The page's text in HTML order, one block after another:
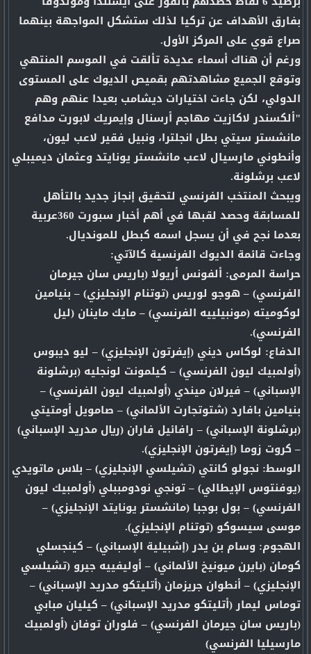
بفارق الأهداف عن تركيا لذلك ستشكل المواجهة بينهما
صراع قوي على المركز الأول.
ورغم أن هناك أسماء عديدة تألقت في الموسم المنتهي
وتوقع الجميع مشاهدتهم بقميص الديوك على المستوى
الدولي، لكن جاءت اختيارات ديشامب بعيدا عنهم وهم
"ألكسندر لاكازيت مهاجم أرسنال وإيمريك لابورت مدافع
مانشستر سيتي بطل انجلترا، ونبيل فقير لاعب ليون،
وأنطوني مارسيال لاعب مانشستر يونايتد وعثمان ديميبلي
لاعب برشلونة.
ويبحث المنتخب الفرنسي لتحقيق إنجاز جديد بالتأهل
للمسابقة وحصد لقبها في أهم أخبار سبورت 360عربية
بعدما نجح في أن يسجل اسمه كبطل للمونديال.
وجاءت قائمة الديوك الفرنسية كالآتي:
حراسة المرمى: ألفونس أريولا (باريس سان جيرمان
الفرنسي) – هوجو لوريس (توتنام الإنجليزي) – بنيامين
لوكوميته (مونبيلييه الفرنسي) – مايك ماينان (ليل
الفرنسي).
الدفاع: لوكاس ديني (إيفرتون الإنجليزي) – ليو ديبوس
(أولمبيك ليون الفرنسي) – كيلمونت لونجليه (برشلونة
الإسباني) – فيرلان ميندي (أولمبيك ليون الفرنسي) –
بنيامين بافارد (شتوتجارت الألماني) – صامويل أومتيتي
(برشلونة الإسباني) – رافائيل فاران (ريال مدريد الإسباني)
– كروت زوما (إيفرتون الإنجليزي).
الوسط: نجولو كانتي (تشيلسي الإنجليزي) – بلاس ماتويدي
(يوفنتوس الإيطالي) – تونجي نودومببلي (أولمبيك ليون
الفرنسي) – بول بوجبا (مانشستر يونايتد الإنجليزي) –
موسى سيسوكو (توتنام الإنجليزي).
الهجوم: وسام بن يدر (إشبيلية الإسباني) – كينجسلي
كومان (بايرن ميونيخ الألماني) – أوليفييه جيرو (تشيلسي
الإنجليزي) – أنطوان جريزمان (أتليتكو مدريد الإسباني) –
توماس ليمار (أتليتكو مدريد الإسباني) – كيليان مبابي
(باريس سان جيرمان الفرنسي) – فلوران توفان (أولمبيك
مارسيليا الفرنسي)